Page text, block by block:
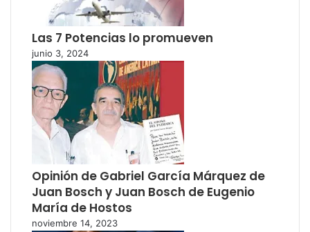
Las 7 Potencias lo promueven
junio 3, 2024
Opinión de Gabriel García Márquez de
Juan Bosch y Juan Bosch de Eugenio
María de Hostos
noviembre 14, 2023